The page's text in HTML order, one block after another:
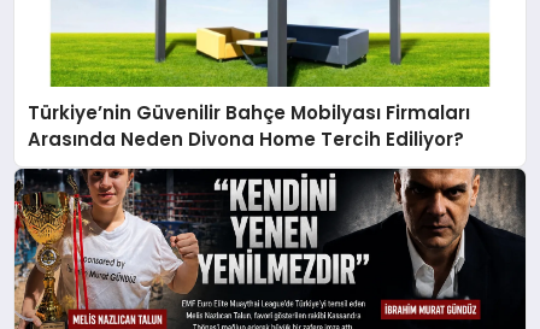
Türkiye’nin Güvenilir Bahçe Mobilyası Firmaları
Arasında Neden Divona Home Tercih Ediliyor?